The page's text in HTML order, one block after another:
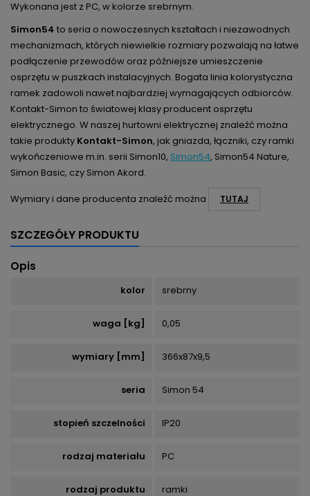
Wykonana jest z PC, w kolorze srebrnym.
Simon54 to seria o nowoczesnych kształtach i niezawodnych
mechanizmach, których niewielkie rozmiary pozwalają na łatwe
podłączenie przewodów oraz późniejsze umieszczenie
osprzętu w puszkach instalacyjnych. Bogata linia kolorystyczna
ramek zadowoli nawet najbardziej wymagających odbiorców.
Kontakt-Simon to światowej klasy producent osprzętu
elektrycznego. W naszej hurtowni elektrycznej znaleźć można
takie produkty Kontakt-Simon, jak gniazda, łączniki, czy ramki
wykończeniowe m.in. serii Simon10, Simon54, Simon54 Nature,
Simon Basic, czy Simon Akord.
Wymiary i dane producenta znaleźć można
TUTAJ
SZCZEGÓŁY PRODUKTU
Opis
kolor srebrny
waga [kg] 0,05
wymiary [mm] 366x87x9,5
seria Simon 54
stopień szczelności IP20
rodzaj materiału PC
rodzaj produktu ramki